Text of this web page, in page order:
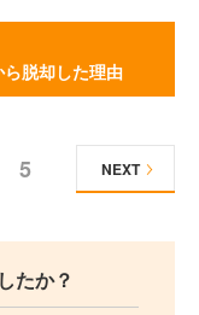
脱却した理由
5 NEXT
たか？